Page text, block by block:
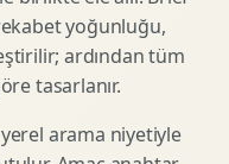
yoğunluğu,
ardından tüm
tasarlanır.
arama niyetiyle